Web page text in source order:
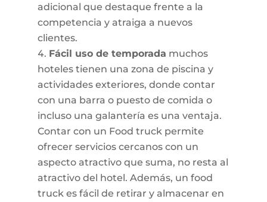
adicional que destaque frente a la
competencia y atraiga a nuevos
clientes.
Fácil uso de temporada muchos
hoteles tienen una zona de piscina y
actividades exteriores, donde contar
con una barra o puesto de comida o
incluso una galantería es una ventaja.
Contar con un Food truck permite
ofrecer servicios cercanos con un
aspecto atractivo que suma, no resta al
atractivo del hotel. Además, un food
truck es fácil de retirar y almacenar en